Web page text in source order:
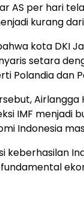
AS per hari
kurang
kota DKI
setara
Polandia dan
IMF menjadi
Indonesia
keberhasilan